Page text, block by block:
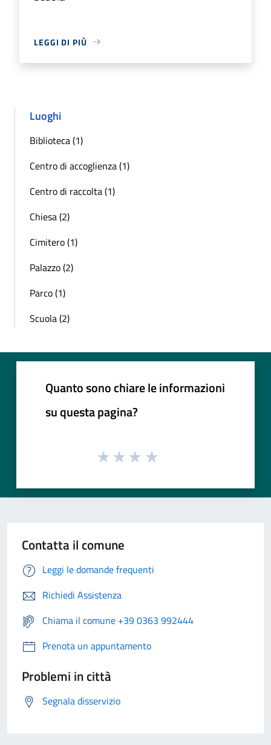
LEGGI DI PIÙ
Luoghi
Biblioteca (1)
Centro di accoglienza (1)
Centro di raccolta (1)
Chiesa (2)
Cimitero (1)
Palazzo (2)
Parco (1)
Scuola (2)
Quanto sono chiare le informazioni
su questa pagina?
Contatta il comune
Leggi le domande frequenti
Richiedi Assistenza
Chiama il comune +39 0363 992444
Prenota un appuntamento
Problemi in città
Segnala disservizio